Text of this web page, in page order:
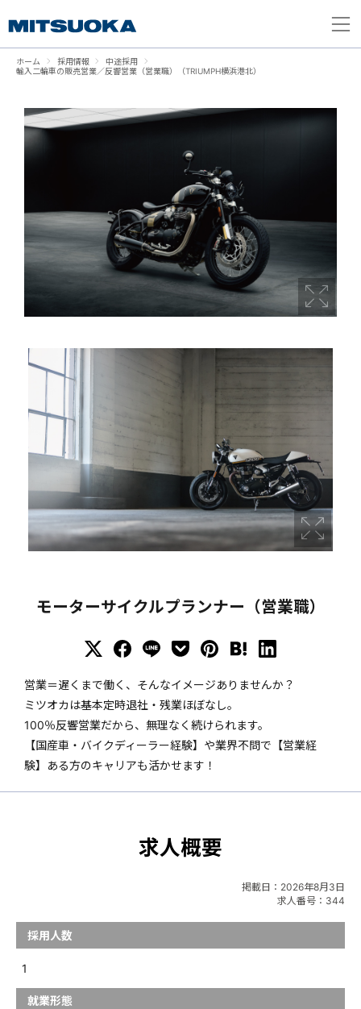
ホーム 採用情報
中途採用
輸入二輪車の販売営業／反響営業（営業職）（TRIUMPH横浜港北）
モーターサイクルプランナー（営業職）
営業＝遅くまで働く、そんなイメージありませんか？
ミツオカは基本定時退社・残業ほぼなし。
100％反響営業だから、無理なく続けられます。
【国産車・バイクディーラー経験】や業界不問で【営業経
験】ある方のキャリアも活かせます！
求人概要
掲載日： 2026年8月3日
求人番号：344
採用人数
1
就業形態